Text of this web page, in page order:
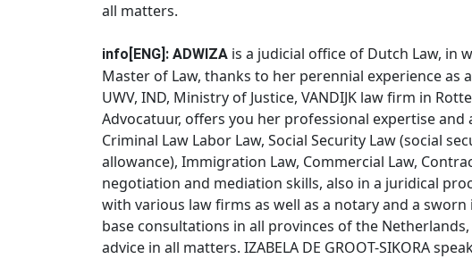
all matters.
info[ENG]: ADWIZA is a judicial office of Dutch Law, in
Master of Law, thanks to her perennial experience as
UWV, IND, Ministry of Justice, VANDIJK law firm in
Advocatuur, offers you her professional expertise
Criminal Law Labor Law, Social Security Law (social
allowance), Immigration Law, Commercial Law,
negotiation and mediation skills, also in a juridical
with various law firms as well as a notary and a
base consultations in all provinces of the
advice in all matters. IZABELA DE GROOT-SIKORA